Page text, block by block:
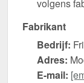
volgens
Fabrikant
Bedrijf:
Adres:
E-mail: